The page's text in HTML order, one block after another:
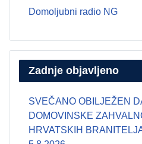
Domoljubni radio NG
Zadnje objavljeno
SVEČANO OBILJEŽEN
DOMOVINSKE
HRVATSKIH